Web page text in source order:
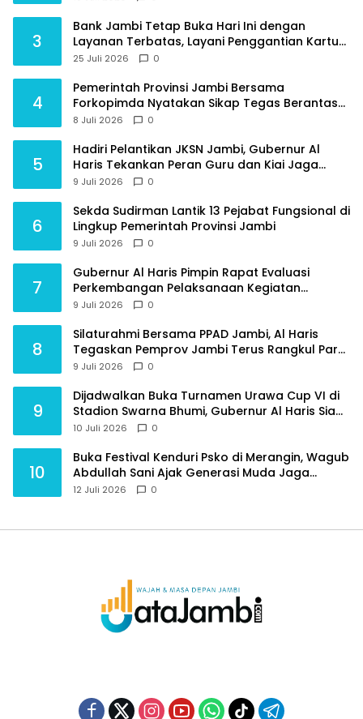
3
Bank Jambi Tetap Buka Hari Ini dengan
Layanan Terbatas, Layani Penggantian Kartu
ATM dan Perubahan PIN
25 Juli 2026 0
4
Pemerintah Provinsi Jambi Bersama
Forkopimda Nyatakan Sikap Tegas Berantas
Geng Motor
8 Juli 2026 0
5
Hadiri Pelantikan JKSN Jambi, Gubernur Al
Haris Tekankan Peran Guru dan Kiai Jaga
Moral Generasi Bangsa
9 Juli 2026 0
6
Sekda Sudirman Lantik 13 Pejabat Fungsional di
Lingkup Pemerintah Provinsi Jambi
9 Juli 2026 0
7
Gubernur Al Haris Pimpin Rapat Evaluasi
Perkembangan Pelaksanaan Kegiatan
Pembangunan Triwulan II TA 2026
9 Juli 2026 0
8
Silaturahmi Bersama PPAD Jambi, Al Haris
Tegaskan Pemprov Jambi Terus Rangkul Para
Purnawirawan
9 Juli 2026 0
9
Dijadwalkan Buka Turnamen Urawa Cup VI di
Stadion Swarna Bhumi, Gubernur Al Haris Siap
Berlaga Lawan Tim Urawa
10 Juli 2026 0
10
Buka Festival Kenduri Psko di Merangin, Wagub
Abdullah Sani Ajak Generasi Muda Jaga
Budaya dan Jauhi Narkoba
12 Juli 2026 0